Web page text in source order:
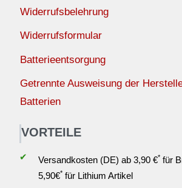
Widerrufsbelehrung
Widerrufsformular
Batterieentsorgung
Getrennte Ausweisung der
Batterien
VORTEILE
✔ Versandkosten (DE) ab 3,90 €*für
5,90€*für Lithium Artikel